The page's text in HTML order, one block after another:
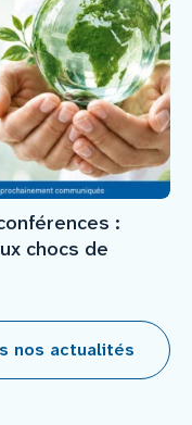
:
chocs de
nos actualités